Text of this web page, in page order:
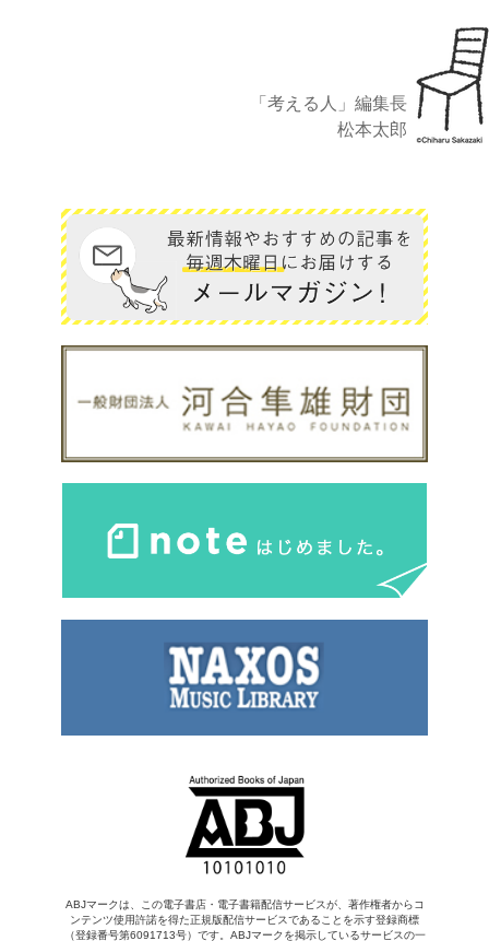
「考える人」編集長
松本太郎
ABJマークは、この電子書店・電子書籍配信サービスが、著作権者からコ
ンテンツ使用許諾を得た正規版配信サービスであることを示す登録商標
（登録番号第6091713号）です。ABJマークを掲示しているサービスの一